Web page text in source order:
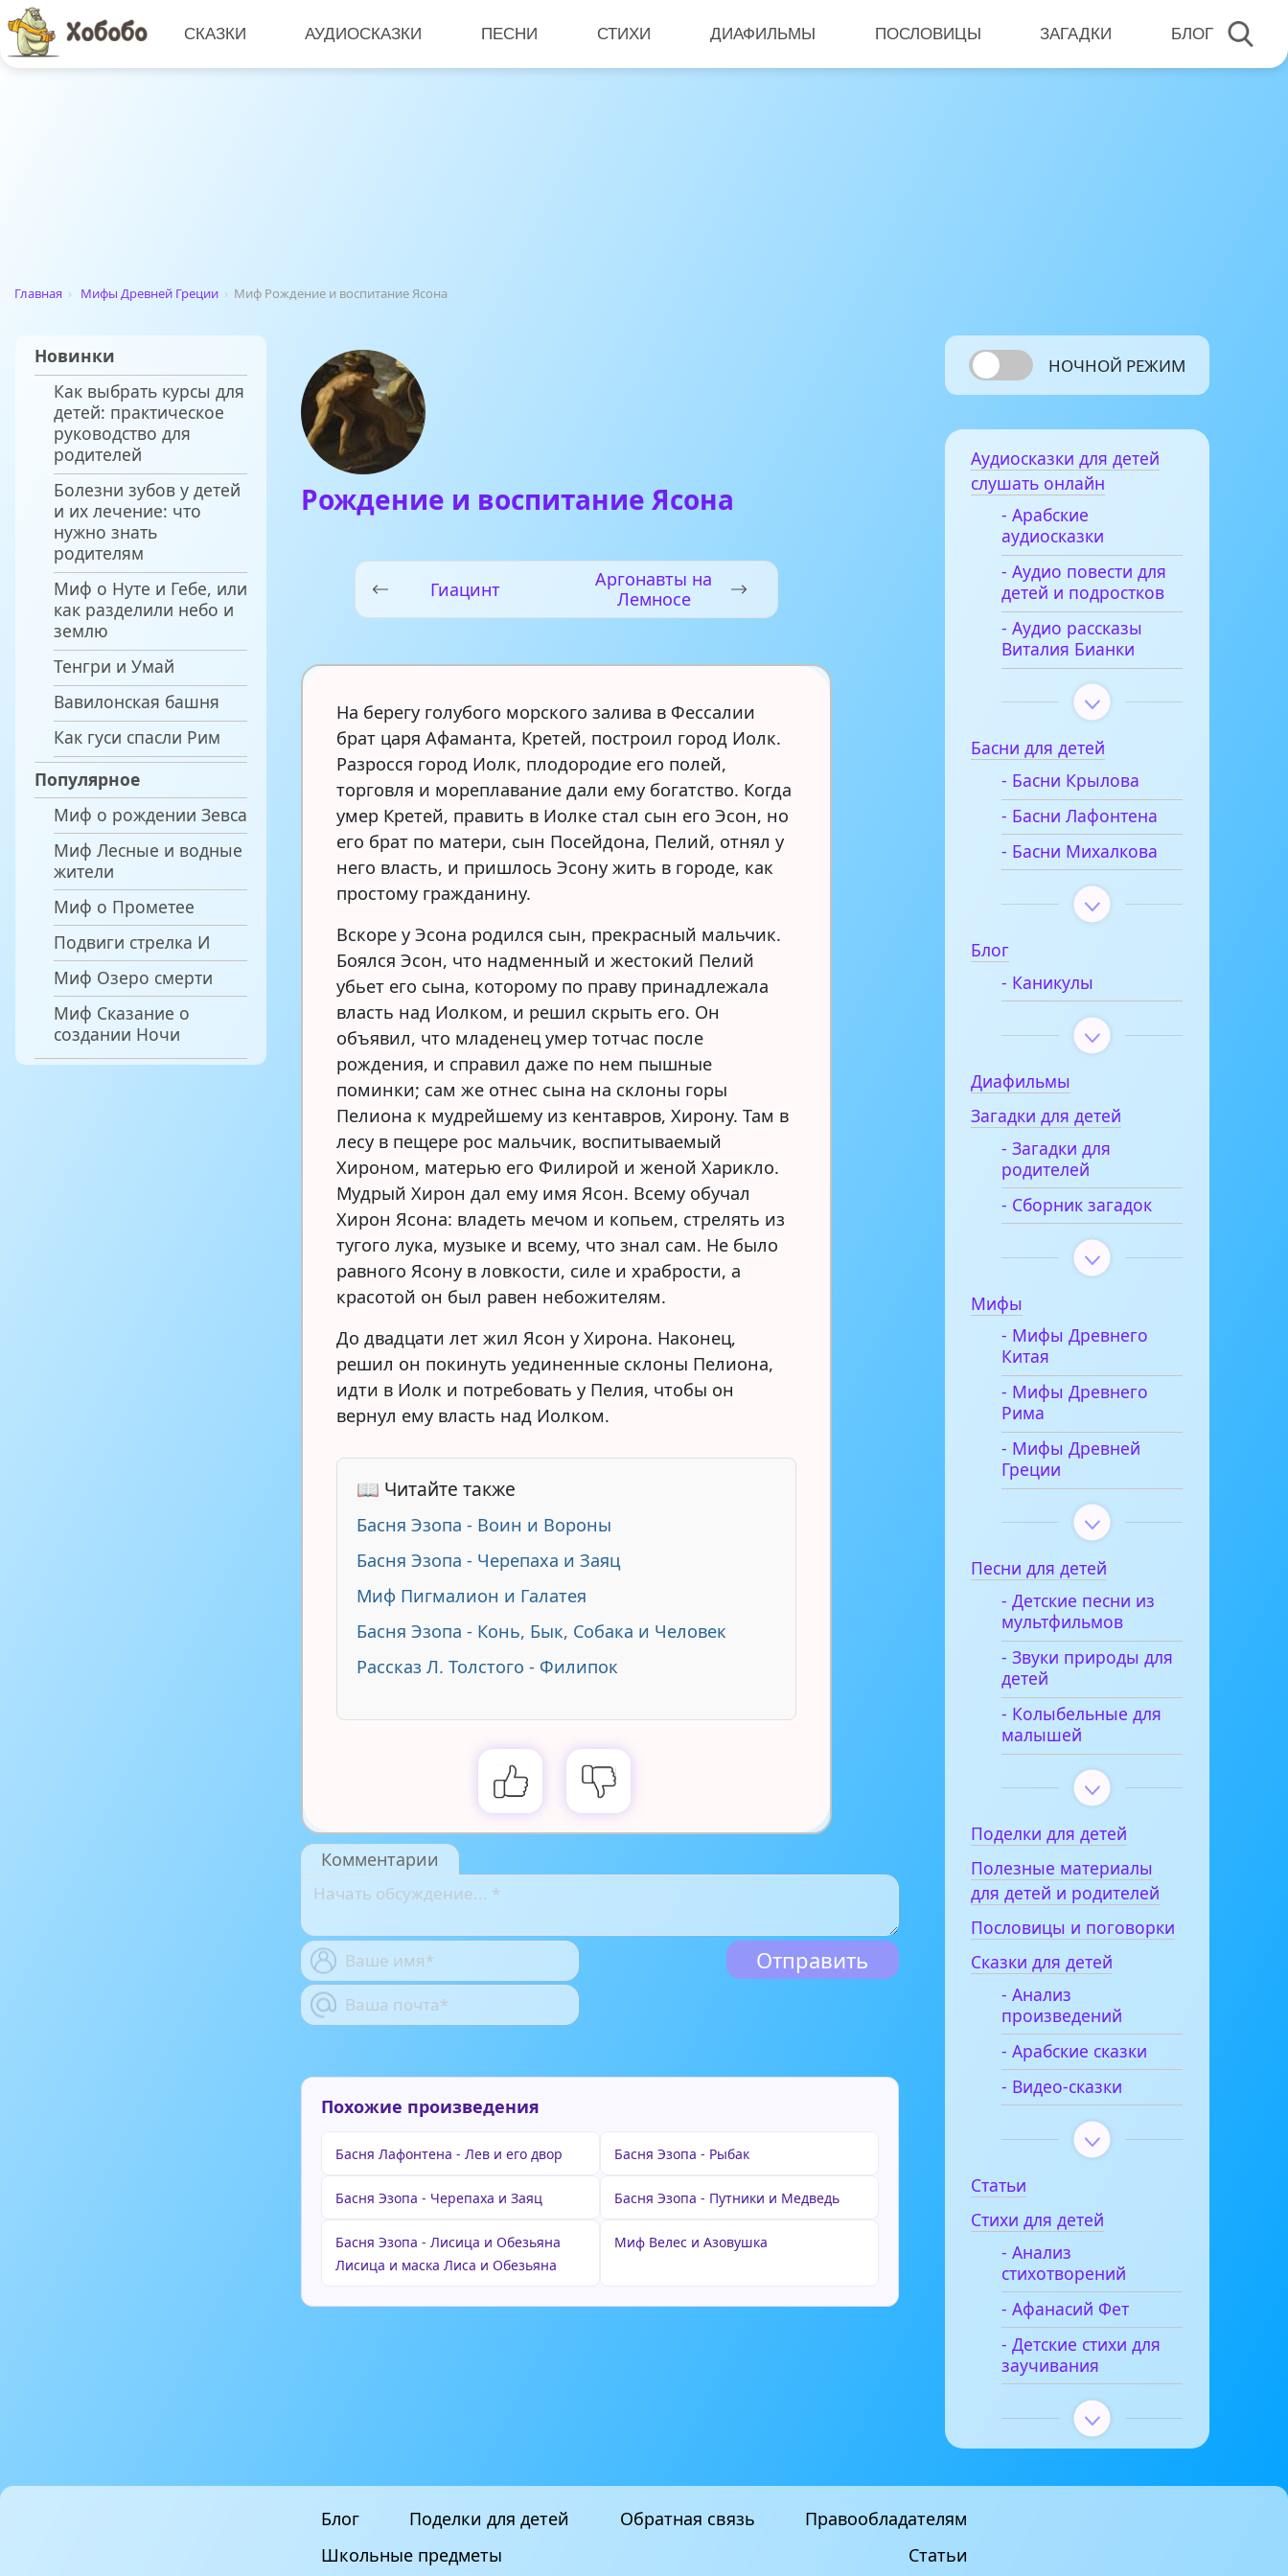
СКАЗКИ АУДИОСКАЗКИ ПЕСНИ СТИХИ ДИАФИЛЬМЫ ПОСЛОВИЦЫ ЗАГАДКИ БЛОГ
Главная › Мифы Древней Греции › Миф Рождение и воспитание Ясона
Новинки
Как выбрать курсы для
детей: практическое
руководство для
родителей
Болезни зубов у детей
и их лечение: что
нужно знать
родителям
Миф о Нуте и Гебе, или
как разделили небо и
землю
Тенгри и Умай
Вавилонская башня
Как гуси спасли Рим
Популярное
Миф о рождении Зевса
Миф Лесные и водные
жители
Миф о Прометее
Подвиги стрелка И
Миф Озеро смерти
Миф Сказание о
создании Ночи
Рождение и воспитание Ясона
Гиацинт
Аргонавты на
Лемносе
На берегу голубого морского залива в Фессалии
брат царя Афаманта, Кретей, построил город Иолк.
Разросся город Иолк, плодородие его полей,
торговля и мореплавание дали ему богатство. Когда
умер Кретей, править в Иолке стал сын его Эсон, но
его брат по матери, сын Посейдона, Пелий, отнял у
него власть, и пришлось Эсону жить в городе, как
простому гражданину.
Вскоре у Эсона родился сын, прекрасный мальчик.
Боялся Эсон, что надменный и жестокий Пелий
убьет его сына, которому по праву принадлежала
власть над Иолком, и решил скрыть его. Он
объявил, что младенец умер тотчас после
рождения, и справил даже по нем пышные
поминки; сам же отнес сына на склоны горы
Пелиона к мудрейшему из кентавров, Хирону. Там в
лесу в пещере рос мальчик, воспитываемый
Хироном, матерью его Филирой и женой Харикло.
Мудрый Хирон дал ему имя Ясон. Всему обучал
Хирон Ясона: владеть мечом и копьем, стрелять из
тугого лука, музыке и всему, что знал сам. Не было
равного Ясону в ловкости, силе и храбрости, а
красотой он был равен небожителям.
До двадцати лет жил Ясон у Хирона. Наконец,
решил он покинуть уединенные склоны Пелиона,
идти в Иолк и потребовать у Пелия, чтобы он
вернул ему власть над Иолком.
📖 Читайте также
Басня Эзопа - Воин и Вороны
Басня Эзопа - Черепаха и Заяц
Миф Пигмалион и Галатея
Басня Эзопа - Конь, Бык, Собака и Человек
Рассказ Л. Толстого - Филипок
Комментарии
Похожие произведения
Басня Лафонтена - Лев и его двор Басня Эзопа - Рыбак
Басня Эзопа - Черепаха и Заяц Басня Эзопа - Путники и Медведь
Басня Эзопа - Лисица и Обезьяна
Лисица и маска Лиса и Обезьяна
Миф Велес и Азовушка
НОЧНОЙ РЕЖИМ
Аудиосказки для детей
слушать онлайн
- Арабские
аудиосказки
- Аудио повести для
детей и подростков
- Аудио рассказы
Виталия Бианки
Басни для детей
- Басни Крылова
- Басни Лафонтена
- Басни Михалкова
Блог
- Каникулы
Диафильмы
Загадки для детей
- Загадки для
родителей
- Сборник загадок
Мифы
- Мифы Древнего
Китая
- Мифы Древнего
Рима
- Мифы Древней
Греции
Песни для детей
- Детские песни из
мультфильмов
- Звуки природы для
детей
- Колыбельные для
малышей
Поделки для детей
Полезные материалы
для детей и родителей
Пословицы и поговорки
Сказки для детей
- Анализ
произведений
- Арабские сказки
- Видео-сказки
Статьи
Стихи для детей
- Анализ
стихотворений
- Афанасий Фет
- Детские стихи для
заучивания
Блог Поделки для детей Обратная связь
Правообладателям
Школьные предметы
Статьи